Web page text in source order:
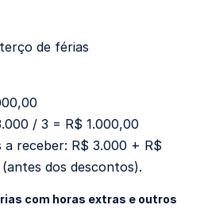
de férias
/ 3 = R$ 1.000,00
receber: R$ 3.000 + R$
dos descontos).
com horas extras e outros